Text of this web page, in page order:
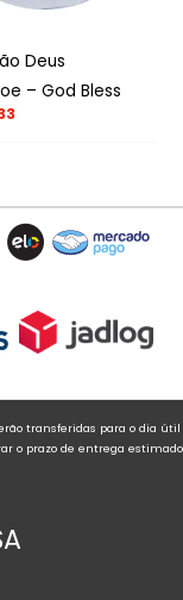
Deus
– God Bless
transferidas para o dia útil
o prazo de entrega estimado